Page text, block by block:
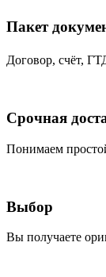
Пакет
Договор, счёт,
Срочная
Понимаем
Выбор
Вы получаете